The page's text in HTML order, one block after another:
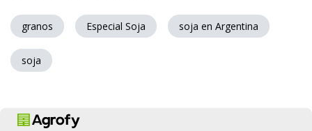
granos Especial Soja soja en Argentina
soja